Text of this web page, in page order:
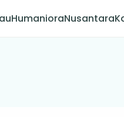
HumanioraNusantara